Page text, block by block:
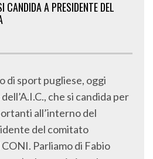
A PRESIDENTE DEL
di sport pugliese, oggi
che si candida per
all’interno del
del comitato
Parliamo di Fabio